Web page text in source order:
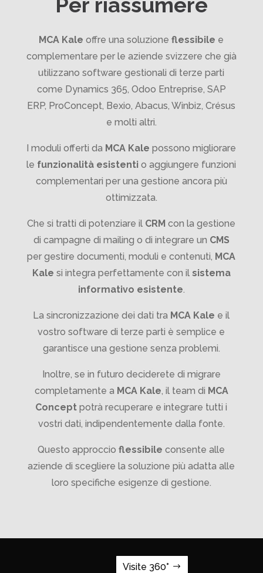
MCA Kale offre una soluzioneflessibile e
complementare per le aziende svizzere che già
utilizzano software gestionali di terze parti
come Dynamics 365, Odoo Entreprise, SAP
ERP, ProConcept, Bexio, Abacus, Winbiz, Crésus
e molti altri.
I moduli offerti da MCA Kale possono migliorare
le funzionalità esistenti o aggiungere funzioni
complementari per una gestione ancora più
ottimizzata.
Che si tratti di potenziare il CRM con la gestione
di campagne di mailing o di integrare un CMS
per gestire documenti, moduli e contenuti, MCA
Kale si integra perfettamente con il sistema
informativo esistente.
La sincronizzazione dei dati tra MCA Kale e il
vostro software di terze parti è semplice e
garantisce una gestione senza problemi.
Inoltre, se in futuro deciderete di migrare
completamente a MCA Kale, il team di MCA
Concept potrà recuperare e integrare tutti i
vostri dati, indipendentemente dalla fonte.
Questo approccioflessibile consente alle
aziende di scegliere la soluzione più adatta alle
loro specifiche esigenze di gestione.
Visite 360°